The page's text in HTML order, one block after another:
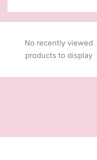
No recently viewed
products to display